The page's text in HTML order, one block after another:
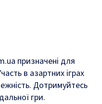
призначені для
в азартних іграх
Дотримуйтесь
гри.